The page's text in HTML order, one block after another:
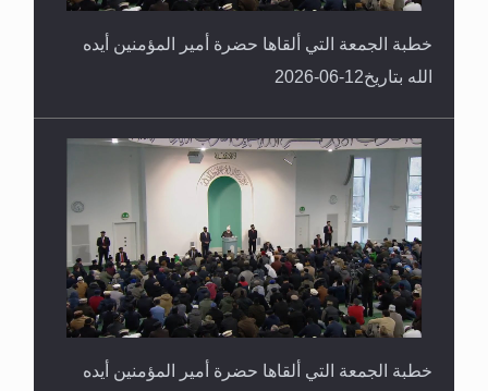
خطبة الجمعة التي ألقاها حضرة أمير المؤمنين أيده
الله بتاريخ12-06-2026
خطبة الجمعة التي ألقاها حضرة أمير المؤمنين أيده